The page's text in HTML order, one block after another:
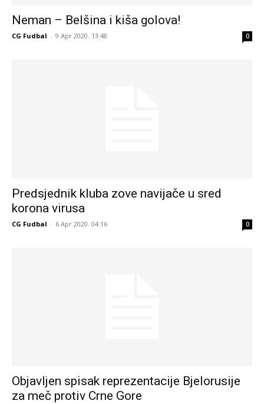
Neman – Belšina i kiša golova!
CG Fudbal - 9 Apr 2020. 13:48 0
Predsjednik kluba zove navijače u sred
korona virusa
CG Fudbal - 6 Apr 2020. 04:16 0
Objavljen spisak reprezentacije Bjelorusije
za meč protiv Crne Gore